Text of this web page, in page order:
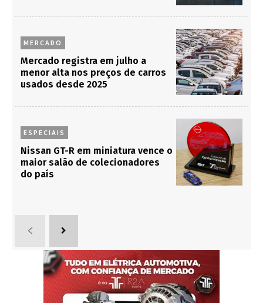
MERCADO
Mercado registra em julho a
menor alta nos preços de carros
usados desde 2025
ESPECIAIS
Nissan GT-R em miniatura vence o
maior salão de colecionadores
do país